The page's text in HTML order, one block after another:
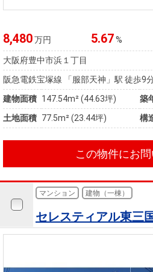
8,480万円 5.67%
大阪府豊中市浜１丁目
阪急電鉄宝塚線 「服部天神」駅 徒歩9
建物面積 147.54m² (44.63坪) 築
土地面積 77.5m² (23.44坪) 構
この物件にお
マンション 建物（一棟）
セレスティアル東三